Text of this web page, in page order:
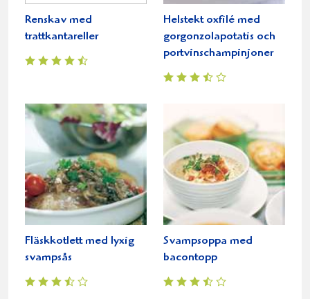
Renskav med
trattkantareller
Helstekt oxfilé med
gorgonzolapotatis och
portvinschampinjoner
Fläskkotlett med lyxig
svampsås
Svampsoppa med
bacontopp